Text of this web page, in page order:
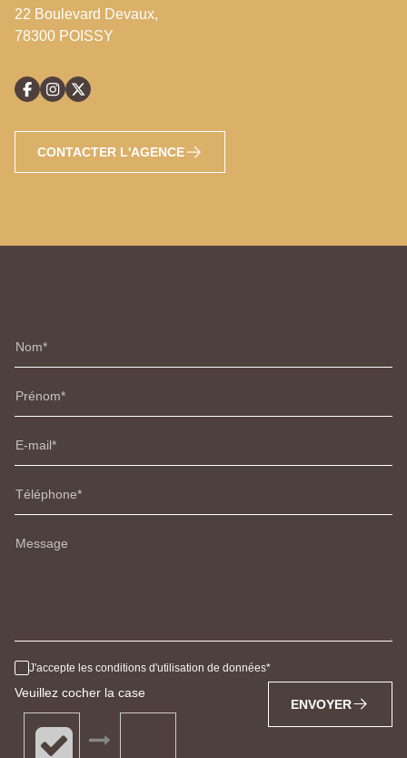
22 Boulevard Devaux,
78300 POISSY
CONTACTER L'AGENCE
Nom
Prénom
E-mail
Téléphone
Message
J'accepte les conditions d'utilisation de données
Veuillez cocher la case
ENVOYER